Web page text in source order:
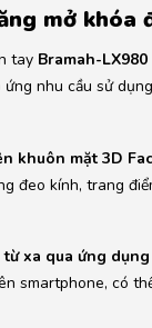
mở khóa
tay Bramah-LX980
nhu cầu sử
khuôn mặt 3D
đeo kính, trang
từ xa qua ứng
smartphone, có